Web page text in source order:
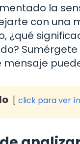
la
con una
¿qué
mensaje
click para ver